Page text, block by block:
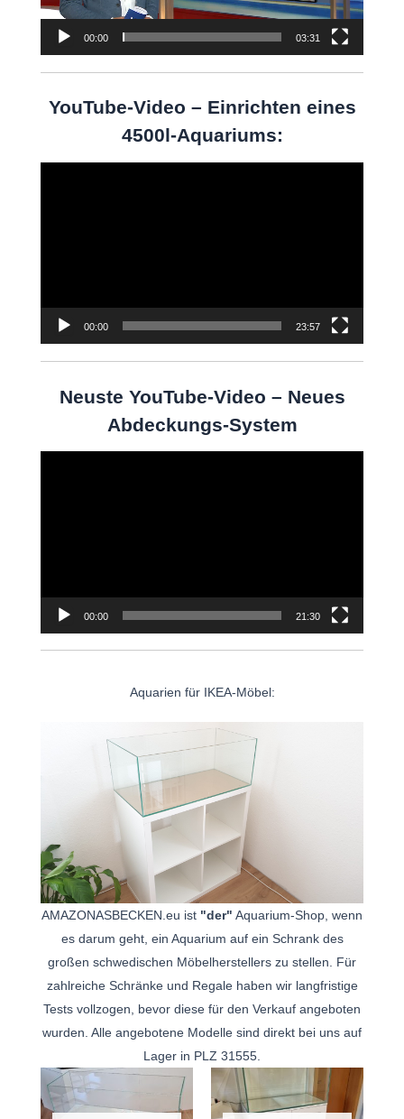
00:00 03:31
YouTube-Video – Einrichten eines
4500l-Aquariums:
00:00 23:57
Neuste YouTube-Video – Neues
Abdeckungs-System
00:00 21:30
Aquarien für IKEA-Möbel:
AMAZONASBECKEN.eu ist "der" Aquarium-Shop, wenn
es darum geht, ein Aquarium auf ein Schrank des
großen schwedischen Möbelherstellers zu stellen. Für
zahlreiche Schränke und Regale haben wir langfristige
Tests vollzogen, bevor diese für den Verkauf angeboten
wurden. Alle angebotene Modelle sind direkt bei uns auf
Lager in PLZ 31555.